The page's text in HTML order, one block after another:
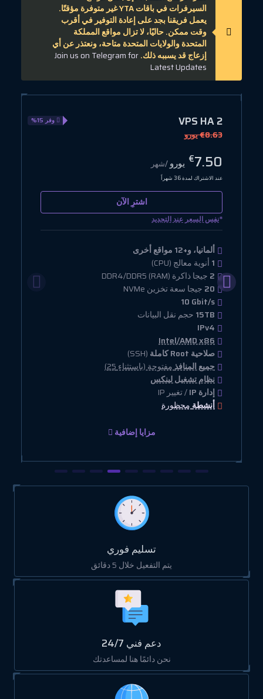
السيرفرات في باقات YTA غير متوفرة مؤقتًا.
يعمل فريقنا بجد على إعادة التوفير في أقرب
وقت ممكن. حاليًا، لا تزال مواقع المملكة
المتحدة والولايات المتحدة متاحة، ونعتذر عن أي
إزعاج قد يسببه ذلك.Join us on Telegram for
Latest Updates
VPS HA 2
€8.63 يورو
وفر 15%
€7.50 يورو/شهر
عند الاشتراك لمدة 36 شهراً
اشترِ الآن
*نفس السعر عند التجديد
ألمانيا، و+12 مواقع أخرى
1 أنوية معالج (CPU)
2 جيجا ذاكرة (RAM) DDR4/DDR5
20 جيجا سعة تخزين NVMe
10 Gbit/s
15TB حجم نقل البيانات
IPv4
Intel/AMD x86
صلاحية Root كاملة
(SSH)
جميع المنافذمفتوحة (باستثناء 25)
نظام تشغيل لينكس
إدارة IP
/ تغيير IP
أنشطةمحظورة
مزايا إضافية
تسليم فوري
يتم التفعيل خلال 5 دقائق
دعم فني 24/7
نحن دائمًا هنا لمساعدتك